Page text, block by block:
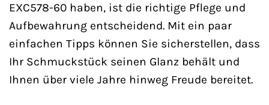
EXC578-60 haben, ist die richtige Pflege und
Aufbewahrung entscheidend. Mit ein paar
einfachen Tipps können Sie sicherstellen, dass
Ihr Schmuckstück seinen Glanz behält und
Ihnen über viele Jahre hinweg Freude bereitet.